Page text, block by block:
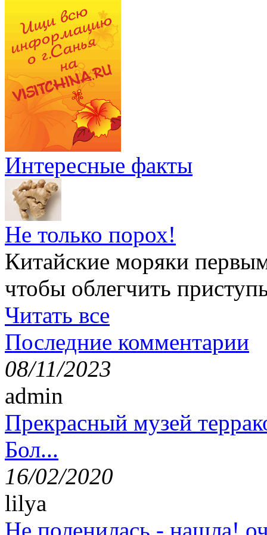
Интересные факты
Не только порох!
Китайские моряки
чтобы облегчить
Читать все
Последние комментарии
08/11/2023
admin
Прекрасный музей
Бол...
16/02/2020
lilya
Не поленилась - нашла!